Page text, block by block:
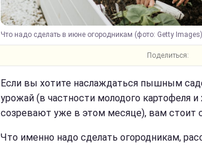
Что надо сделать в июне огородникам (фото: Getty Images)
Поделиться:
Если вы хотите наслаждаться пышным
урожай (в частности молодого картофеля
созревают уже в этом месяце), вам стоит
Что именно надо сделать огородникам,